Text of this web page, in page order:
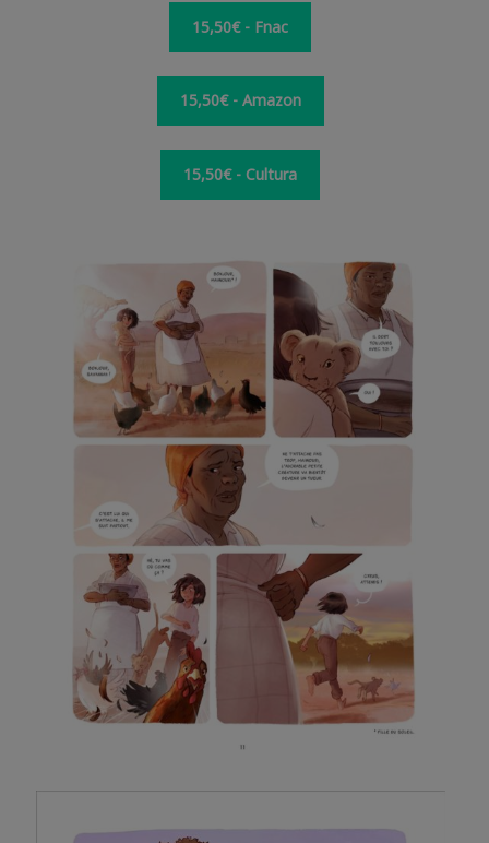
15,50€ - Fnac
15,50€ - Amazon
15,50€ - Cultura